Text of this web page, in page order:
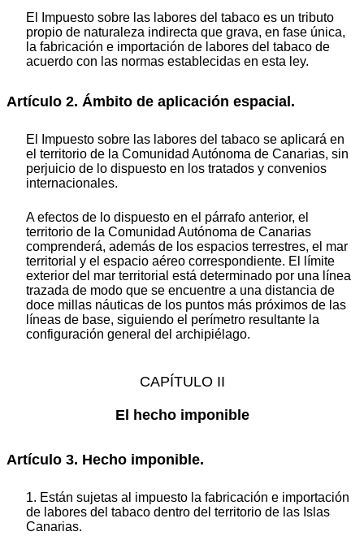
El Impuesto sobre las labores del tabaco es un tributo
propio de naturaleza indirecta que grava, en fase única,
la fabricación e importación de labores del tabaco de
acuerdo con las normas establecidas en esta ley.
Artículo 2. Ámbito de aplicación espacial.
El Impuesto sobre las labores del tabaco se aplicará en
el territorio de la Comunidad Autónoma de Canarias, sin
perjuicio de lo dispuesto en los tratados y convenios
internacionales.
A efectos de lo dispuesto en el párrafo anterior, el
territorio de la Comunidad Autónoma de Canarias
comprenderá, además de los espacios terrestres, el mar
territorial y el espacio aéreo correspondiente. El límite
exterior del mar territorial está determinado por una línea
trazada de modo que se encuentre a una distancia de
doce millas náuticas de los puntos más próximos de las
líneas de base, siguiendo el perímetro resultante la
configuración general del archipiélago.
CAPÍTULO II
El hecho imponible
Artículo 3. Hecho imponible.
1. Están sujetas al impuesto la fabricación e importación
de labores del tabaco dentro del territorio de las Islas
Canarias.